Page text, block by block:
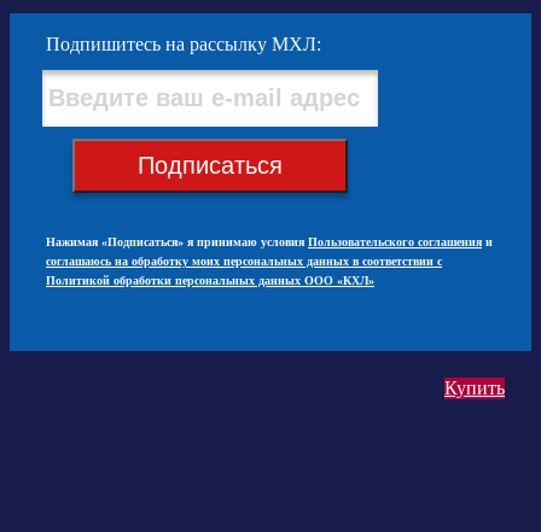
Купить
Подпишитесь на рассылку МХЛ:
Подписаться
Нажимая «Подписаться» я принимаю условия Пользовательского соглашения и
соглашаюсь на обработку моих персональных данных в соответствии с
Политикой обработки персональных данных ООО «КХЛ»